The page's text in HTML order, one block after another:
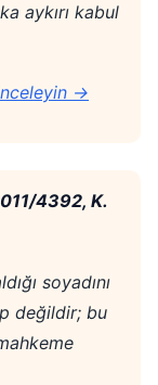
aykırı kabul
→
4392, K.
soyadını
değildir; bu